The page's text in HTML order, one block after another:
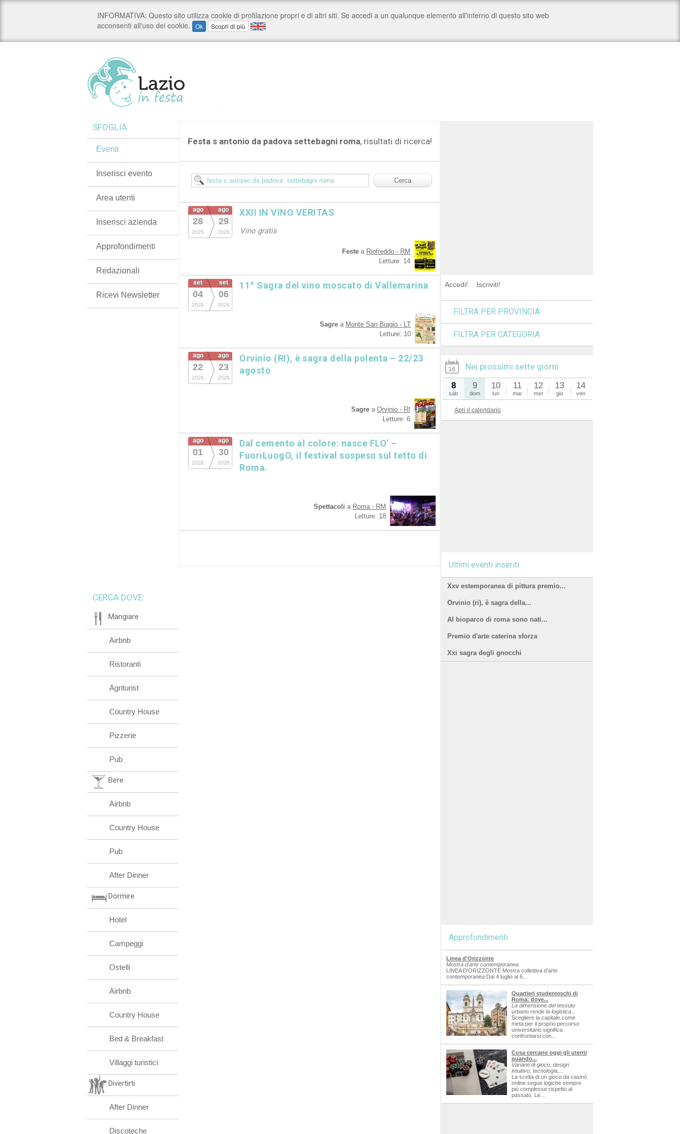
Festa s antonio da padova settebagni roma, risultati di ricerca!
ago
28
2026
ago
29
2026
XXII IN VINO VERITAS
Vino gratis
Feste a Riofreddo - RM
Letture: 14
set
04
2026
set
06
2026
11^ Sagra del vino moscato di Vallemarina
Sagre a Monte San Biagio - LT
Letture: 10
ago
22
2026
ago
23
2026
Orvinio (RI), è sagra della polenta – 22/23
agosto
Sagre a Orvinio - RI
Letture: 6
ago
01
2026
ago
30
2026
Dal cemento al colore: nasce FLO’ –
FuoriLuogO, il festival sospeso sul tetto di
Roma.
Spettacoli a Roma - RM
Letture: 18
SFOGLIA:
Eventi
Inserisci evento
Area utenti
Inserisci azienda
Approfondimenti
Redazionali
Ricevi Newsletter
CERCA DOVE:
Mangiare
Airbnb
Ristoranti
Agriturist
Country House
Pizzerie
Pub
Bere
Airbnb
Country House
Pub
After Dinner
Dormire
Hotel
Campeggi
Ostelli
Airbnb
Country House
Bed & Breakfast
Villaggi turistici
Divertirti
After Dinner
Discoteche
Accedi! Iscriviti!
FILTRA PER PROVINCIA
FILTRA PER CATEGORIA
Nei prossimi sette giorni
8
sab
9
dom
10
lun
11
mar
12
mer
13
gio
14
ven
Apri il calendario
Ultimi eventi inseriti
Xxv estemporanea di pittura premio...
Orvinio (ri), è sagra della...
Al bioparco di roma sono nati...
Premio d'arte caterina sforza
Xxi sagra degli gnocchi
Approfondimenti
Linea d'Orizzonte
Mostra d'arte contemporanea
LINEA D'ORIZZONTE Mostra collettiva d'arte
contemporanea Dal 4 luglio al 6...
Quartieri studenteschi di
Roma: dove...
La dimensione del tessuto
urbano rende la logistica...
Scegliere la capitale come
meta per il proprio percorso
universitario significa
confrontarsi con...
Cosa cercano oggi gli utenti
quando...
Varianti di gioco, design
intuitivo, tecnologia,...
La scelta di un gioco da casinò
online segue logiche sempre
più complesse rispetto al
passato. Le...